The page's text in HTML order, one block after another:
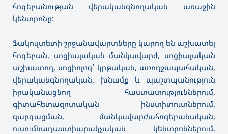
հոգեբանության վերականգնողական առաջին
կենտրոնը:
Ֆակուլտետի շրջանավարտները կարող են աշխատել
հոգեբան, սոցիալական մանկավարժ, սոցիալական
աշխատող, սոցիոլոգ՝ կրթական, առողջապահական,
վերականգնողական, խնամք և պաշտպանություն
իրականացնող հաստատություններում,
գիտահետազոտական ինստիտուտներում,
զարգացման, մանկավարժահոգեբանական,
ուսումնադաստիարակչական կենտրոններում,